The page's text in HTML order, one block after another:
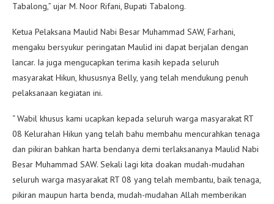
Tabalong,” ujar M. Noor Rifani, Bupati Tabalong.
Ketua Pelaksana Maulid Nabi Besar Muhammad SAW, Farhani,
mengaku bersyukur peringatan Maulid ini dapat berjalan dengan
lancar. Ia juga mengucapkan terima kasih kepada seluruh
masyarakat Hikun, khususnya Belly, yang telah mendukung penuh
pelaksanaan kegiatan ini.
“ Wabil khusus kami ucapkan kepada seluruh warga masyarakat RT
08 Kelurahan Hikun yang telah bahu membahu mencurahkan tenaga
dan pikiran bahkan harta bendanya demi terlaksananya Maulid Nabi
Besar Muhammad SAW. Sekali lagi kita doakan mudah-mudahan
seluruh warga masyarakat RT 08 yang telah membantu, baik tenaga,
pikiran maupun harta benda, mudah-mudahan Allah memberikan